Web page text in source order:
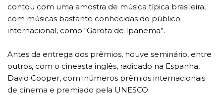
contou com uma amostra de música típica brasileira,
com músicas bastante conhecidas do público
internacional, como “Garota de Ipanema”.
Antes da entrega dos prêmios, houve seminário, entre
outros, com o cineasta inglês, radicado na Espanha,
David Cooper, com inúmeros prêmios internacionais
de cinema e premiado pela UNESCO.